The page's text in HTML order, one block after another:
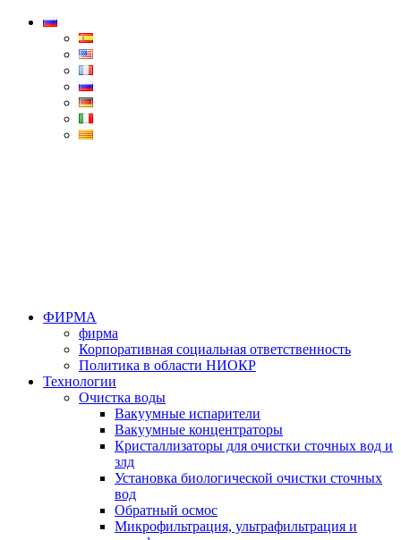
Condorchem
ФИРМА
фирма
Корпоративная социальная ответственность
Политика в области НИОКР
Технологии
Очистка воды
Вакуумные испарители
Вакуумные концентраторы
Кристаллизаторы для очистки сточных вод и
злд
Установка биологической очистки сточных
вод
Обратный осмос
Микрофильтрация, ультрафильтрация и